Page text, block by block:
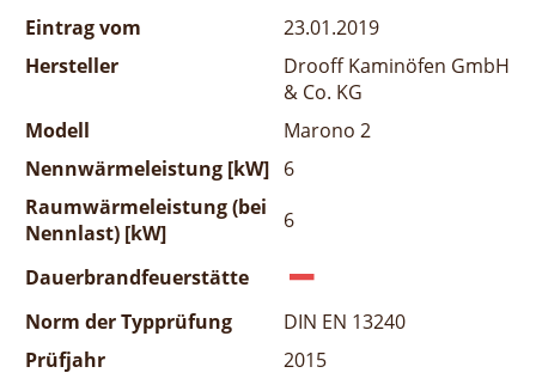
Eintrag vom
23.01.2019
Hersteller
Drooff Kaminöfen GmbH
& Co. KG
Modell
Marono 2
Nennwärmeleistung [kW] 6
Raumwärmeleistung (bei
Nennlast) [kW]
6
Dauerbrandfeuerstätte
Norm der Typprüfung
DIN EN 13240
Prüfjahr
2015